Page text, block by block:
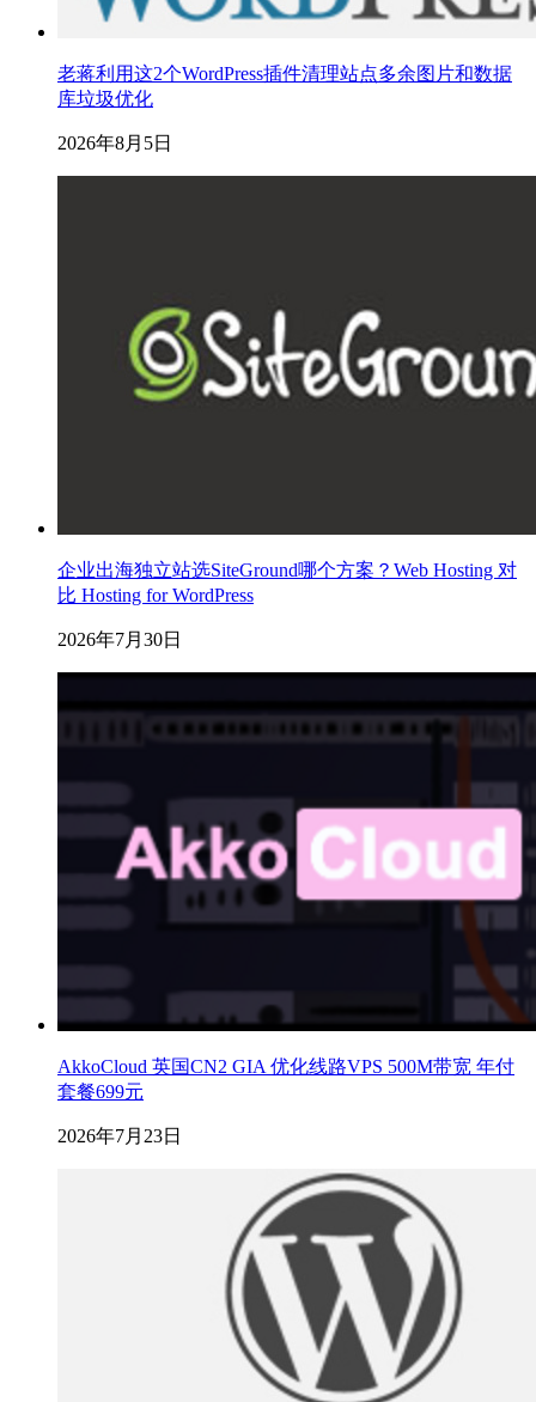
老蒋利用这2个WordPress插件清理站点多余图片和数据
库垃圾优化
2026年8月5日
企业出海独立站选SiteGround哪个方案？Web Hosting 对
比 Hosting for WordPress
2026年7月30日
AkkoCloud 英国CN2 GIA 优化线路VPS 500M带宽 年付
套餐699元
2026年7月23日